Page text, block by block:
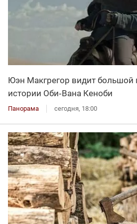
Юэн Макгрегор видит большой
истории Оби‑Вана Кеноби
Панорама сегодня, 18:00